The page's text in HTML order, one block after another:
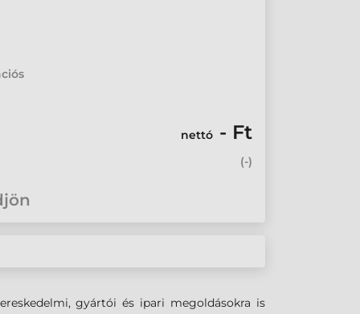
nettó - Ft
(-)
gyártói és ipari megoldásokra is